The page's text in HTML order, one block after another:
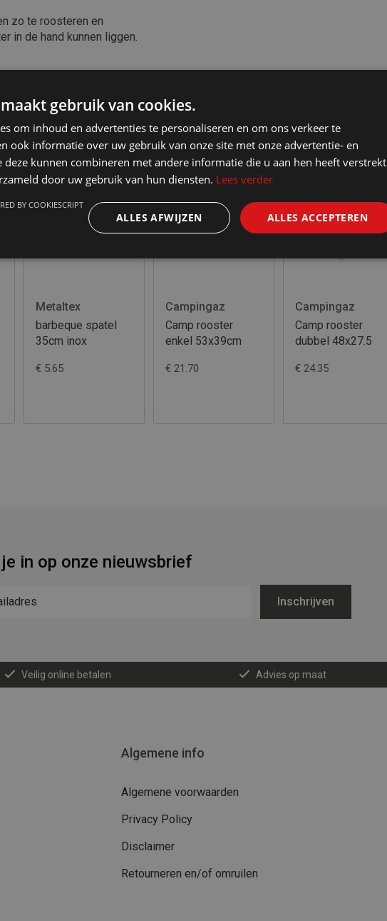
zo te roosteren en
in de hand kunnen liggen.
Metaltex
barbeque spatel
35cm inox
€ 5.65
Campingaz
Camp rooster
enkel 53x39cm
€ 21.70
Campingaz
Camp rooster
dubbel 48x27.5
€ 24.35
in op onze nieuwsbrief
Inschrijven
Veilig online betalen Advies op maat
Algemene info
Algemene voorwaarden
Privacy Policy
Disclaimer
Retourneren en/of omruilen
gebruik van cookies.
om inhoud en advertenties te personaliseren en om ons verkeer te
ook informatie over uw gebruik van onze site met onze advertentie- en
deze kunnen combineren met andere informatie die u aan hen heeft verstrekt
door uw gebruik van hun diensten. Lees verder
ALLES ACCEPTEREN
ALLES AFWIJZEN
BY COOKIESCRIPT